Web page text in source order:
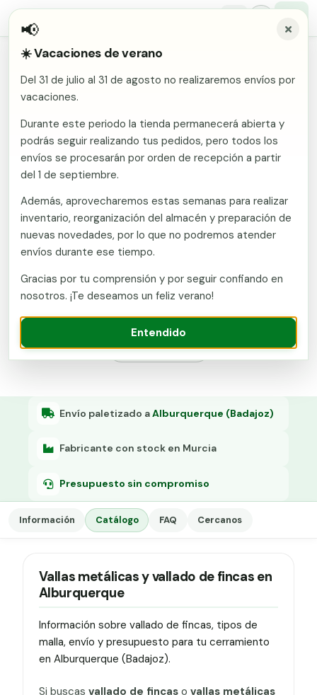
📢
☀️ Vacaciones de verano
Del 31 de julio al 31 de agosto no realizaremos envíos por
vacaciones.
Durante este periodo la tienda permanecerá abierta y
podrás seguir realizando tus pedidos, pero todos los
envíos se procesarán por orden de recepción a partir
del 1 de septiembre.
Además, aprovecharemos estas semanas para realizar
inventario, reorganización del almacén y preparación de
nuevas novedades, por lo que no podremos atender
envíos durante ese tiempo.
Gracias por tu comprensión y por seguir confiando en
nosotros. ¡Te deseamos un feliz verano!
Entendido
Malla ganadera
Malla simple torsión
Malla triple torsión
Panel malla H.
Puerta abatible dos hojas
Puerta acceso peatonal
Poste malla simple torsión
Alambre de espino galvanizado
Alambre liso galvanizado
Malla ocultación 70 g/m² verde
Abrazadera PVC malla H.
Grapadora
Tensor galvanizado
Vallas metálicas y vallado de fincas en Alburquerque
Vallas metálicas y vallado de
fincas en Alburquerque
Fabricante en Murcia con envío a Alburquerque
(Badajoz). Vallas metálicas y vallado de fincas:
mallas, postes, puertas y kits. Vallate suministra
mallas, postes, puertas y kits de vallado a toda
España desde fábrica en Murcia. Presupuesto sin
compromiso.
Llamar ahora
Ver catálogo
Presupuesto
Envío paletizado aAlburquerque (Badajoz)
Fabricante con stock en Murcia
Presupuesto sin compromiso
Información Catálogo FAQ Cercanos
Vallas metálicas y vallado de fincas en
Alburquerque
Información sobre vallado de fincas, tipos de
malla, envío y presupuesto para tu cerramiento
en Alburquerque (Badajoz).
Si buscas vallado de fincaso vallas metálicas